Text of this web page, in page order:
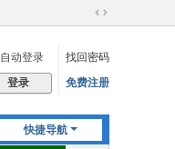
切
到
宽
自动登录
找回密码
登录 免费注册
快捷导航